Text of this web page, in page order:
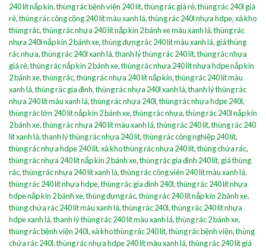
240 lít nắp kín,thùng rác bệnh viện 240 lít,thùng rác giá rẻ,thùng rác 240l giá
rẻ,thùng rác công cộng 240 lít màu xanh lá,thùng rác 240l nhựa hdpe,xả kho
thùng rác,thùng rác nhựa 240 lít nắp kín 2 bánh xe màu xanh lá,thùng rác
nhựa 240l nắp kín 2 bánh xe,thùng đựng rác 240 lít màu xanh lá, giá thùng
rác nhựa,thùng rác 240l xanh lá,thanh lý thùng rác 240 lít,thùng rác nhựa
giá rẻ,thùng rác nắp kín 2 bánh xe,thùng rác nhựa 240 lít nhựa hdpe nắp kín
2 bánh xe,thùng rác,thùng rác nhựa 240 lít nắp kín,thùng rác 240 lít màu
xanh lá,thùng rác gia đình,thùng rác nhựa 240l xanh lá,thanh lý thùng rác
nhựa 240 lít màu xanh lá,thùng rác nhựa 240l,thùng rác nhựa hdpe 240l,
thùng rác lớn 240 lít nắp kín 2 bánh xe,thùng rác nhựa,thùng rác 240l nắp kín
2 bánh xe,thùng rác nhựa 240 lít màu xanh lá,thùng rác 240 lít,thùng rác 240
lít xanh lá,thanh lý thùng rác nhựa 240 lít,thùng rác công nghiệp 240 lít,
thùng rác nhựa hdpe 240 lít,xả kho thùng rác nhựa 240 lít,thùng chứa rác,
thùng rác nhựa 240 lít nắp kín 2 bánh xe,thùng rác gia đình 240 lít, giá thùng
rác,thùng rác nhựa 240 lít xanh lá,thùng rác công viên 240 lít màu xanh lá,
thùng rác 240 lít nhựa hdpe,thùng rác gia đình 240l,thùng rác 240 lít nhựa
hdpe nắp kín 2 bánh xe,thùng đựng rác,thùng rác 240 lít nắp kín 2 bánh xe,
thùng chứa rác 240 lít màu xanh lá,thùng rác 240l,thùng rác 240 lít nhựa
hdpe xanh lá,thanh lý thùng rác 240 lít màu xanh lá,thùng rác 2 bánh xe,
thùng rác bệnh viện 240l,xả kho thùng rác 240 lít,thùng rác bệnh viện,thùng
chứa rác 240l,thùng rác nhựa hdpe 240 lít màu xanh lá,thùng rác 240 lít giá